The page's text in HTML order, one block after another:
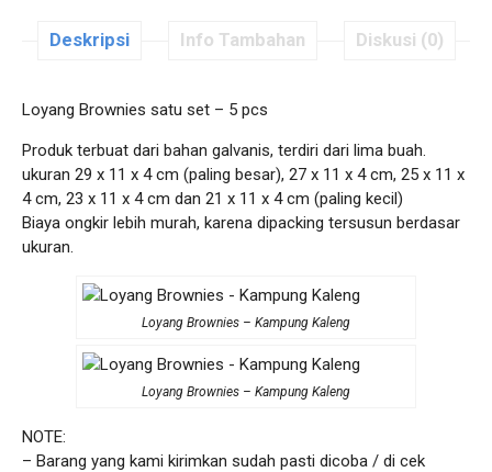
Deskripsi Info Tambahan Diskusi (0)
Loyang Brownies satu set – 5 pcs
Produk terbuat dari bahan galvanis, terdiri dari lima buah.
ukuran 29 x 11 x 4 cm (paling besar), 27 x 11 x 4 cm, 25 x 11 x
4 cm, 23 x 11 x 4 cm dan 21 x 11 x 4 cm (paling kecil)
Biaya ongkir lebih murah, karena dipacking tersusun berdasar
ukuran.
Loyang Brownies – Kampung Kaleng
Loyang Brownies – Kampung Kaleng
NOTE:
– Barang yang kami kirimkan sudah pasti dicoba / di cek